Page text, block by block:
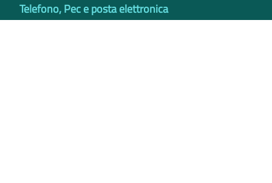
Telefono, Pec e posta elettronica